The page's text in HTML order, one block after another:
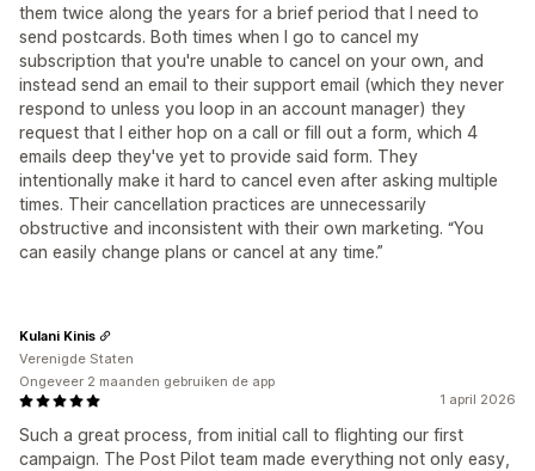
them twice along the years for a brief period that I need to
send postcards. Both times when I go to cancel my
subscription that you're unable to cancel on your own, and
instead send an email to their support email (which they never
respond to unless you loop in an account manager) they
request that I either hop on a call or fill out a form, which 4
emails deep they've yet to provide said form. They
intentionally make it hard to cancel even after asking multiple
times. Their cancellation practices are unnecessarily
obstructive and inconsistent with their own marketing. “You
can easily change plans or cancel at any time.”
1 april 2026
Such a great process, from initial call to flighting our first
campaign. The Post Pilot team made everything not only easy,
Kulani Kinis
Verenigde Staten
Ongeveer 2 maanden gebruiken de app